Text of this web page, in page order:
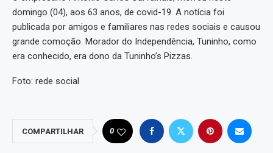
domingo (04), aos 63 anos, de covid-19. A notícia foi
publicada por amigos e familiares nas redes sociais e causou
grande comoção. Morador do Independência, Tuninho, como
era conhecido, era dono da Tuninho’s Pizzas.
Foto: rede social
COMPARTILHAR 0